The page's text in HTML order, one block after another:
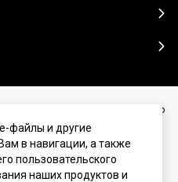
премиум класса для домашнего
сайта
файлы и другие
в навигации, а также
пользовательского
наших продуктов и